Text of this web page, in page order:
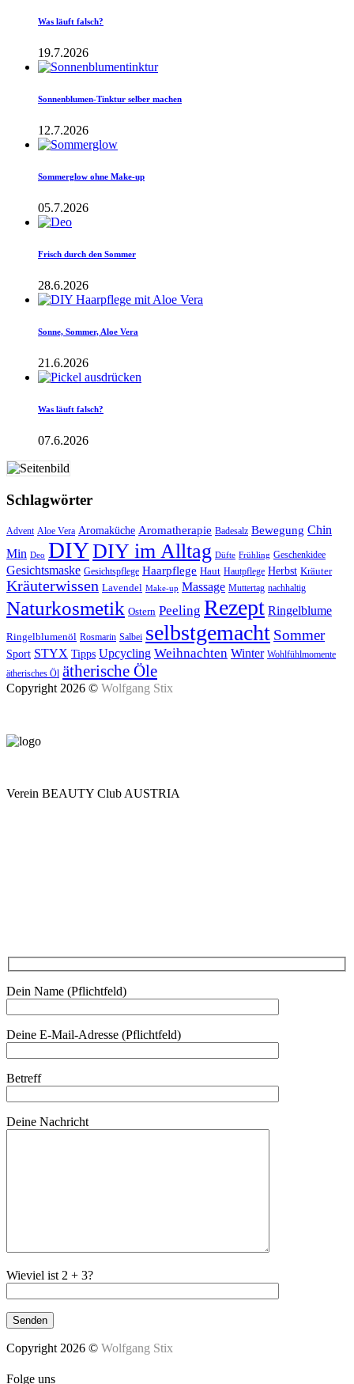
Was läuft falsch?
19.7.2026
Sonnenblumen-Tinktur selber machen
12.7.2026
Sommerglow ohne Make-up
05.7.2026
Frisch durch den Sommer
28.6.2026
Sonne, Sommer, Aloe Vera
21.6.2026
Was läuft falsch?
07.6.2026
Schlagwörter
Advent Aloe Vera Aromaküche Aromatherapie Badesalz Bewegung Chin
Min Deo DIYDIY im Alltag Düfte Frühling Geschenkidee
Gesichtsmaske Gesichtspflege Haarpflege Haut Hautpflege Herbst Kräuter
Kräuterwissen Lavendel Make-up Massage Muttertag nachhaltig
Naturkosmetik Ostern Peeling Rezept Ringelblume
Ringelblumenöl Rosmarin Salbei selbstgemacht Sommer
Sport STYX Tipps Upcycling Weihnachten Winter Wohlfühlmomente
ätherisches Öl ätherische Öle
Copyright 2026 © Wolfgang Stix
Verein BEAUTY Club AUSTRIA
Dein Name (Pflichtfeld)
Deine E-Mail-Adresse (Pflichtfeld)
Betreff
Deine Nachricht
Wieviel ist 2 + 3?
Copyright 2026 © Wolfgang Stix
Folge uns